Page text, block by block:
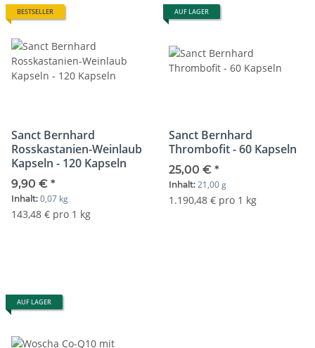
BESTSELLER
Sanct Bernhard
Rosskastanien-Weinlaub
Kapseln - 120 Kapseln
9,90 € *
Inhalt: 0,07 kg
143,48 € pro 1 kg
AUF LAGER
Sanct Bernhard
Thrombofit - 60 Kapseln
25,00 € *
Inhalt: 21,00 g
1.190,48 € pro 1 kg
AUF LAGER